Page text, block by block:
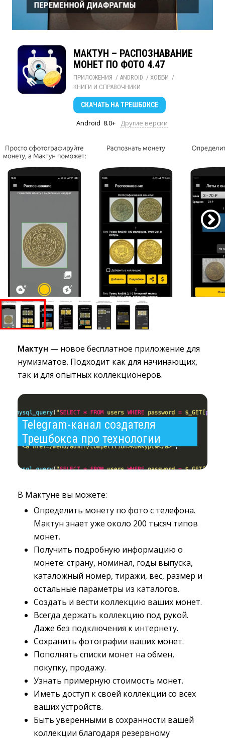
МАКТУН – РАСПОЗНАВАНИЕ
МОНЕТ ПО ФОТО 4.47
ПРИЛОЖЕНИЯ / ANDROID / ХОББИ /
КНИГИ И СПРАВОЧНИКИ
СКАЧАТЬ НА ТРЕШБОКСЕ
Android 8.0+ Другие версии
Мактун — новое бесплатное приложение для
нумизматов. Подходит как для начинающих,
так и для опытных коллекционеров.
Telegram-канал создателя
Трешбокса про технологии
В Мактуне вы можете:
Определить монету по фото с телефона.
Мактун знает уже около 200 тысяч типов
монет.
Получить подробную информацию о
монете: страну, номинал, годы выпуска,
каталожный номер, тиражи, вес, размер и
остальные параметры из каталогов.
Создать и вести коллекцию ваших монет.
Всегда держать коллекцию под рукой.
Даже без подключения к интернету.
Сохранить фотографии ваших монет.
Пополнять списки монет на обмен,
покупку, продажу.
Узнать примерную стоимость монет.
Иметь доступ к своей коллекции со всех
ваших устройств.
Быть уверенными в сохранности вашей
коллекции благодаря резервному